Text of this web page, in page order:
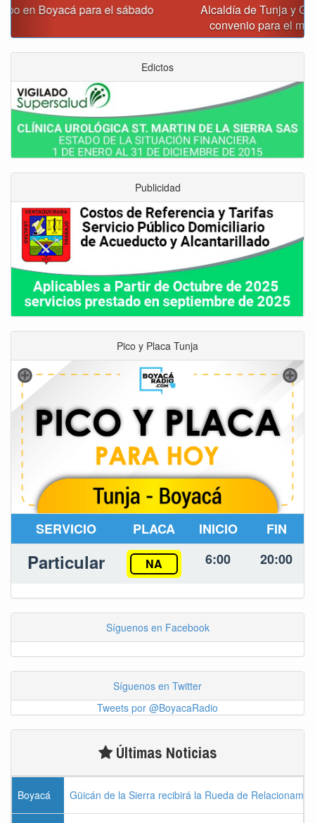
Alcaldía de Tunja y Gobernación de Boyacá firmaron
convenio para el mantenimiento de vía Moniquirá
Edictos
Publicidad
Pico y Placa Tunja
SERVICIO PLACA INICIO FIN
Particular NA 6:00 20:00
Síguenos en Facebook
Síguenos en Twitter
Tweets por @BoyacaRadio
Últimas Noticias
Boyacá Güicán de la Sierra recibirá la Rueda de